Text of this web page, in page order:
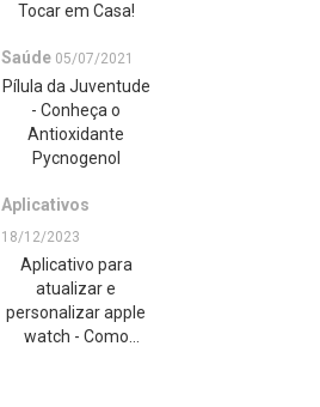
Tocar em Casa!
Saúde 05/07/2021
Pílula da Juventude
- Conheça o
Antioxidante
Pycnogenol
Aplicativos
18/12/2023
Aplicativo para
atualizar e
personalizar apple
watch - Como